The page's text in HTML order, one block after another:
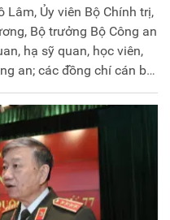
Ủy viên Bộ Chính trị,
Bộ trưởng Bộ Công an
hạ sỹ quan, học viên,
an; các đồng chí cán bộ
nhân liệt sỹ Công an
phố, Bảo vệ cơ quan,
và chúc mừng năm mới
tử Học viện Chính trị
bức thư.